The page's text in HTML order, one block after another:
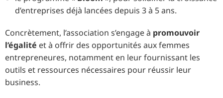
d’entreprises déjà lancées depuis 3 à 5 ans.
Concrètement, l’association s’engage à promouvoir
l’égalité et à offrir des opportunités aux femmes
entrepreneures, notamment en leur fournissant les
outils et ressources nécessaires pour réussir leur
business.